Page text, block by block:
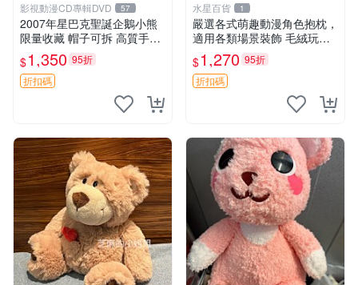
影視動漫CD專輯DVD 57
2007年星巴克聖誕企鵝小熊
限量收藏 帽子可拆 高質手感
超愛 聖誕限定 星巴克企鵝 小
熊杯墊
$1,350 95折
折扣碼
水星百貨 1
嚴選各式萌趣動漫角色抱枕，
適用各類場景裝飾 毛絨玩
具、卡通抱枕、趣味玩偶
$1,270 95折
折扣碼